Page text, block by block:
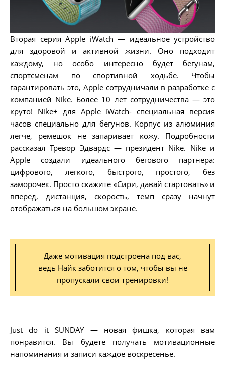
Вторая серия Apple iWatch — идеальное устройство
для здоровой и активной жизни. Оно подходит
каждому, но особо интересно будет бегунам,
спортсменам по спортивной ходьбе. Чтобы
гарантировать это, Apple сотрудничали в разработке с
компанией Nike. Более 10 лет сотрудничества — это
круто! Nike+ для Apple iWatch- специальная версия
часов специально для бегунов. Корпус из алюминия
легче, ремешок не запаривает кожу. Подробности
рассказал Тревор Эдвардс — президент Nike. Nike и
Apple создали идеального бегового партнера:
цифрового, легкого, быстрого, простого, без
заморочек. Просто скажите «Сири, давай стартовать» и
вперед, дистанция, скорость, темп сразу начнут
отображаться на большом экране.
Даже мотивация подстроена под вас,
ведь Найк заботится о том, чтобы вы не
пропускали свои тренировки!
Just do it SUNDAY — новая фишка, которая вам
понравится. Вы будете получать мотивационные
напоминания и записи каждое воскресенье.